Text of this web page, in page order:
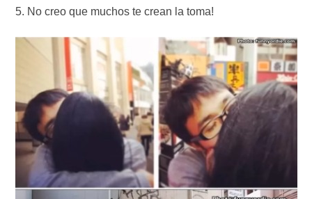
No creo que muchos te crean la toma!